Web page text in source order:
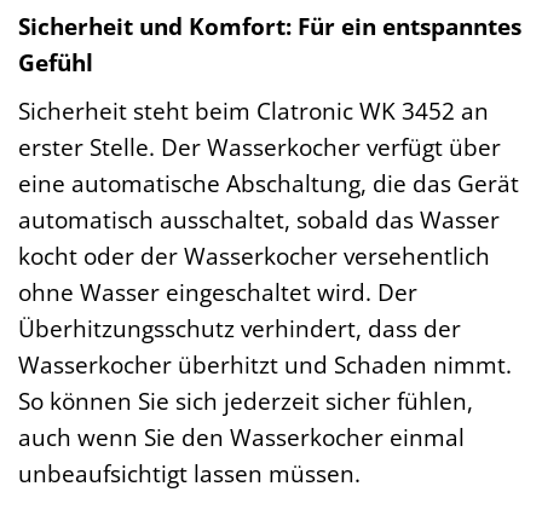
Sicherheit und Komfort: Für ein entspanntes
Gefühl
Sicherheit steht beim Clatronic WK 3452 an
erster Stelle. Der Wasserkocher verfügt über
eine automatische Abschaltung, die das Gerät
automatisch ausschaltet, sobald das Wasser
kocht oder der Wasserkocher versehentlich
ohne Wasser eingeschaltet wird. Der
Überhitzungsschutz verhindert, dass der
Wasserkocher überhitzt und Schaden nimmt.
So können Sie sich jederzeit sicher fühlen,
auch wenn Sie den Wasserkocher einmal
unbeaufsichtigt lassen müssen.